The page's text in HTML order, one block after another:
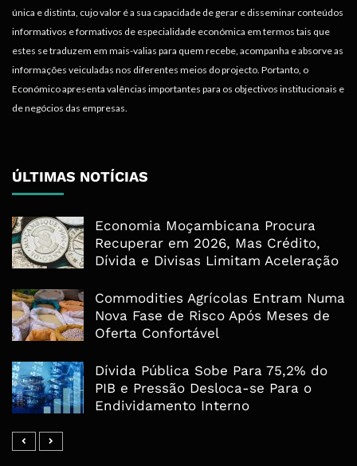
única e distinta, cujo valor é a sua capacidade de gerar e disseminar conteúdos
informativos e formativos de especialidade económica em termos tais que
estes se traduzem em mais-valias para quem recebe, acompanha e absorve as
informações veiculadas nos diferentes meios do projecto. Portanto, o
Económico apresenta valências importantes para os objectivos institucionais e
de negócios das empresas.
ÚLTIMAS NOTÍCIAS
Economia Moçambicana Procura
Recuperar em 2026, Mas Crédito,
Dívida e Divisas Limitam Aceleração
Commodities Agrícolas Entram Numa
Nova Fase de Risco Após Meses de
Oferta Confortável
Dívida Pública Sobe Para 75,2% do
PIB e Pressão Desloca-se Para o
Endividamento Interno